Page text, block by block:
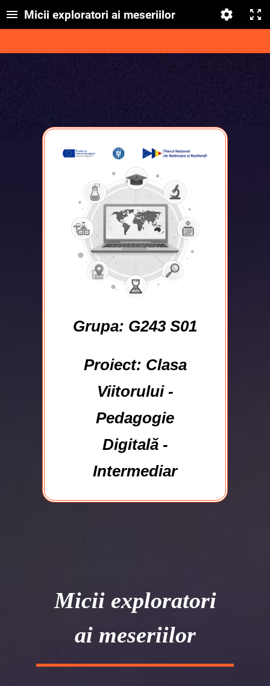
Micii exploratori ai meseriilor
Grupa: G243 S01
Proiect: Clasa
Viitorului -
Pedagogie
Digitală -
Intermediar
Micii exploratori
ai meseriilor